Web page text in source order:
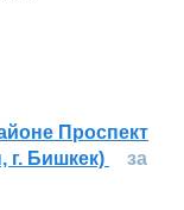
Проспект
г. Бишкек)
за